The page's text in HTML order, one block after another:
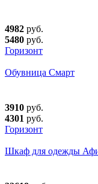
4982 руб.
5480 руб.
Горизонт
Обувница Смарт
3910 руб.
4301 руб.
Горизонт
Шкаф для одежды